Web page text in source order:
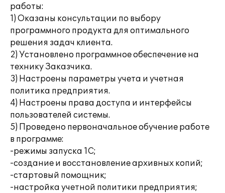
работы:
1) Оказаны консультации по выбору
программного продукта для оптимального
решения задач клиента.
2) Установлено программное обеспечение на
технику Заказчика.
3) Настроены параметры учета и учетная
политика предприятия.
4) Настроены права доступа и интерфейсы
пользователей системы.
5) Проведено первоначальное обучение работе
в программе:
-режимы запуска 1С;
-создание и восстановление архивных копий;
-стартовый помощник;
-настройка учетной политики предприятия;